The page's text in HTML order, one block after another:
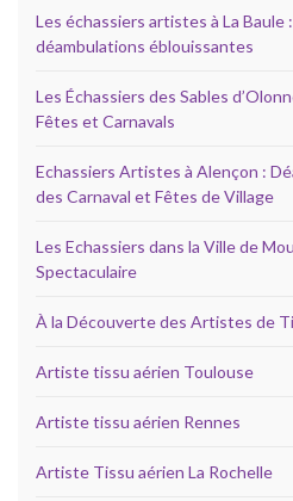
Les échassiers artistes à La Baule
déambulations éblouissantes
Les Échassiers des Sables
Fêtes et Carnavals
Echassiers Artistes à Alençon :
des Carnaval et Fêtes de Village
Les Echassiers dans la Ville de
Spectaculaire
À la Découverte des Artistes de
Artiste tissu aérien Toulouse
Artiste tissu aérien Rennes
Artiste Tissu aérien La Rochelle